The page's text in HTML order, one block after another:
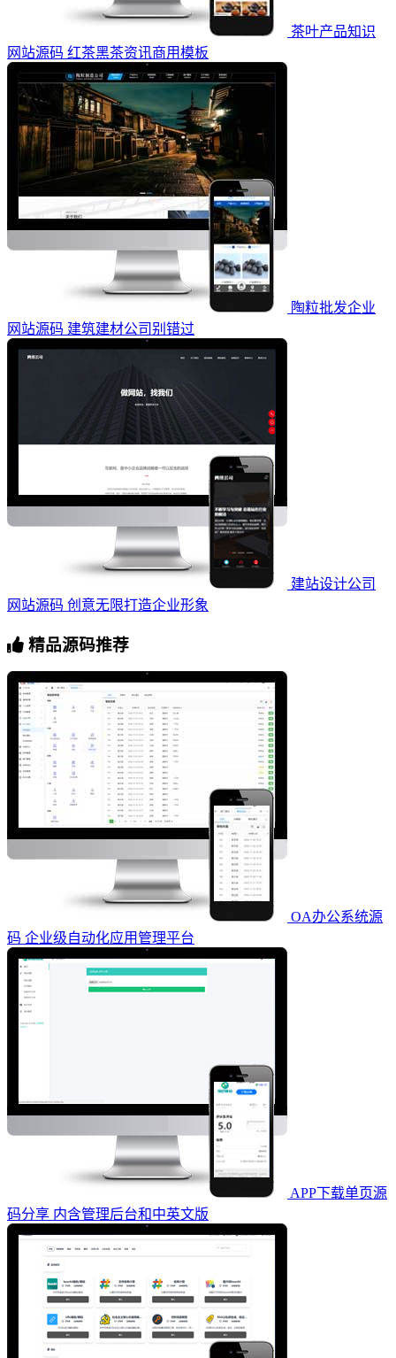
茶叶产品知识
网站源码 红茶黑茶资讯商用模板
陶粒批发企业
网站源码 建筑建材公司别错过
建站设计公司
网站源码 创意无限打造企业形象
精品源码推荐
OA办公系统源
码 企业级自动化应用管理平台
APP下载单页源
码分享 内含管理后台和中英文版